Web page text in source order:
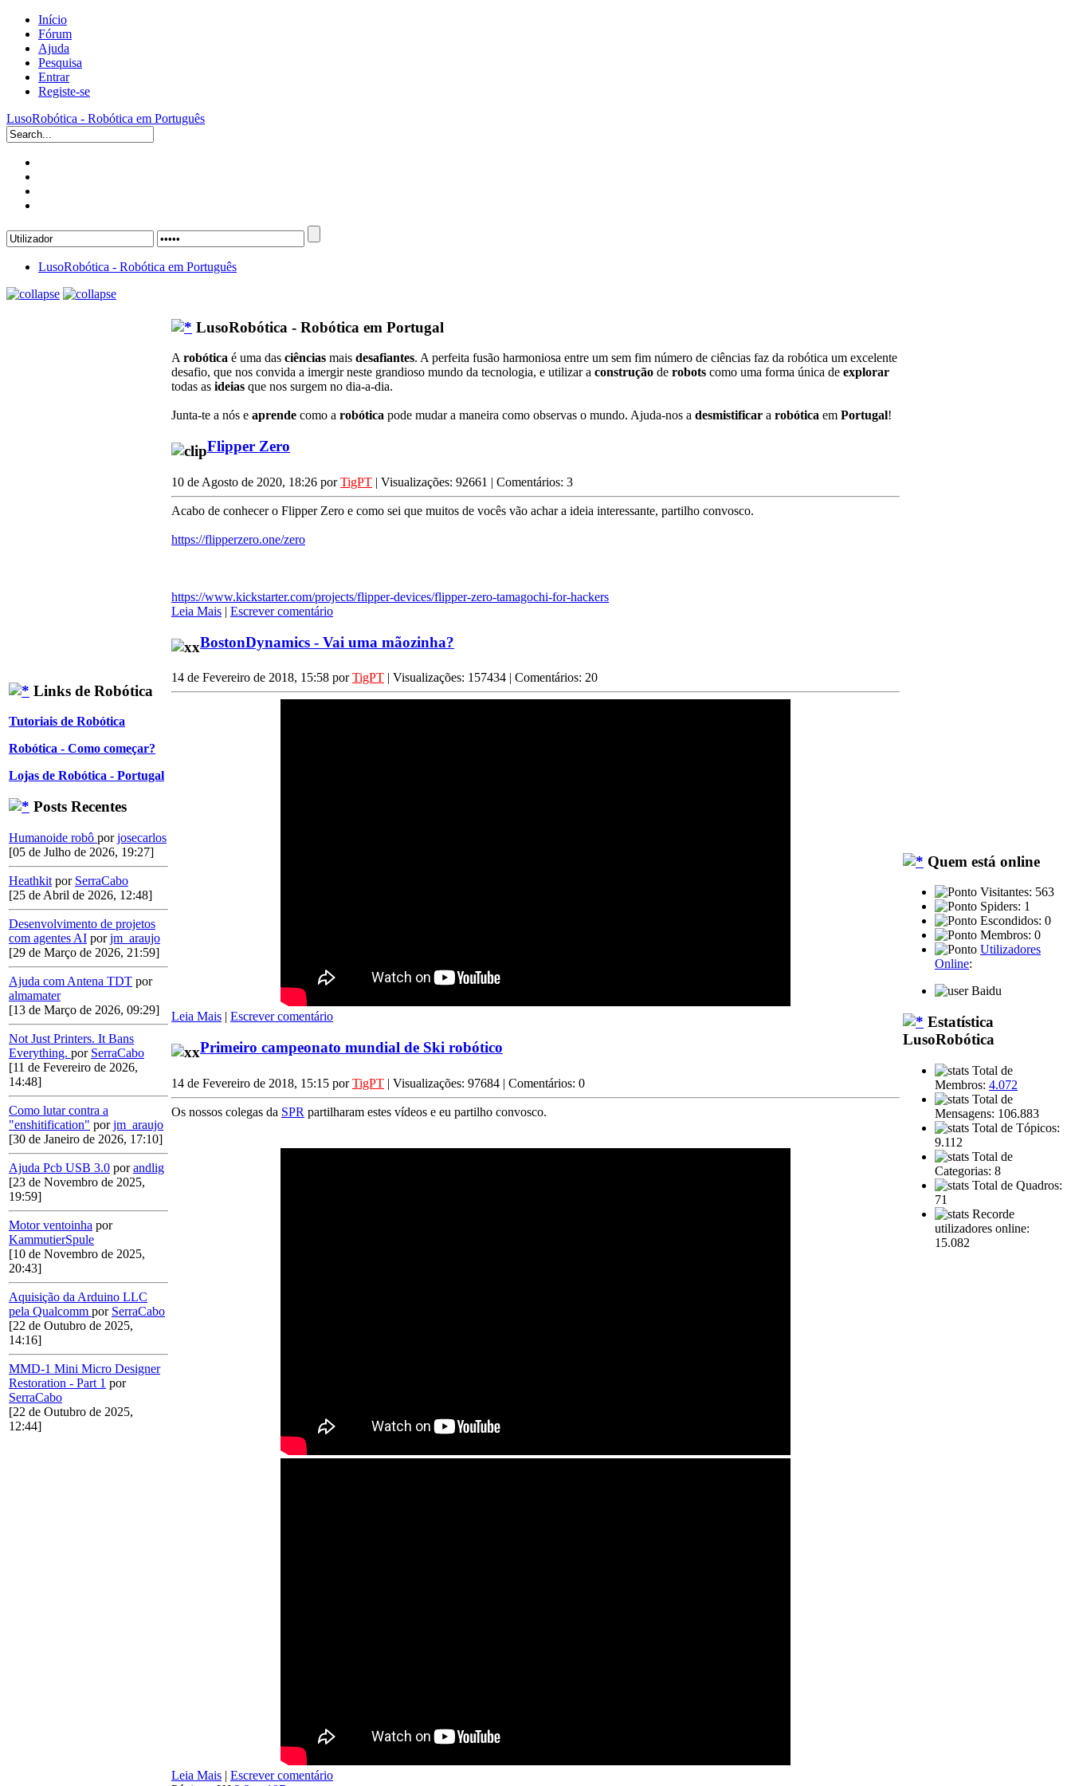
Início
Fórum
Ajuda
Pesquisa
Entrar
Registe-se
LusoRobótica - Robótica em Português
LusoRobótica - Robótica em Português
Links de Robótica
Tutoriais de Robótica
Robótica - Como começar?
Lojas de Robótica - Portugal
Posts Recentes
Humanoide robô porjosecarlos
[05 de Julho de 2026, 19:27]
Heathkit por SerraCabo
[25 de Abril de 2026, 12:48]
Desenvolvimento de projetos
com agentes AI porjm_araujo
[29 de Março de 2026, 21:59]
Ajuda com Antena TDT por
almamater
[13 de Março de 2026, 09:29]
Not Just Printers. It Bans
Everything. por SerraCabo
[11 de Fevereiro de 2026,
14:48]
Como lutar contra a
"enshitification" porjm_araujo
[30 de Janeiro de 2026, 17:10]
Ajuda Pcb USB 3.0 porandlig
[23 de Novembro de 2025,
19:59]
Motor ventoinha por
KammutierSpule
[10 de Novembro de 2025,
20:43]
Aquisição da Arduino LLC
pela Qualcomm por SerraCabo
[22 de Outubro de 2025,
14:16]
MMD-1 Mini Micro Designer
Restoration - Part 1 por
SerraCabo
[22 de Outubro de 2025,
12:44]
LusoRobótica - Robótica em Portugal
Arobótica é uma das ciências mais desafiantes. A perfeita fusão harmoniosa entre um sem fim número de ciências faz da robótica um excelente
desafio, que nos convida a imergir neste grandioso mundo da tecnologia, e utilizar a construção de robots como uma forma única de explorar
todas as ideias que nos surgem no dia-a-dia.
Junta-te a nós e aprende como a robótica pode mudar a maneira como observas o mundo. Ajuda-nos a desmistificar a robótica em Portugal!
Flipper Zero
10 de Agosto de 2020, 18:26 porTigPT | Visualizações: 92661 | Comentários: 3
Acabo de conhecer o Flipper Zero e como sei que muitos de vocês vão achar a ideia interessante, partilho convosco.
https://flipperzero.one/zero
https://www.kickstarter.com/projects/flipper-devices/flipper-zero-tamagochi-for-hackers
Leia Mais | Escrever comentário
BostonDynamics - Vai uma mãozinha?
14 de Fevereiro de 2018, 15:58 porTigPT | Visualizações: 157434 | Comentários: 20
Leia Mais | Escrever comentário
Primeiro campeonato mundial de Ski robótico
14 de Fevereiro de 2018, 15:15 porTigPT | Visualizações: 97684 | Comentários: 0
Os nossos colegas da SPR partilharam estes vídeos e eu partilho convosco.
Leia Mais | Escrever comentário
Quem está online
Visitantes: 563
Spiders: 1
Escondidos: 0
Membros: 0
Utilizadores
Online:
Baidu
Estatística
LusoRobótica
Total de
Membros: 4.072
Total de
Mensagens: 106.883
Total de Tópicos:
9.112
Total de
Categorias: 8
Total de Quadros:
71
Recorde
utilizadores online:
15.082